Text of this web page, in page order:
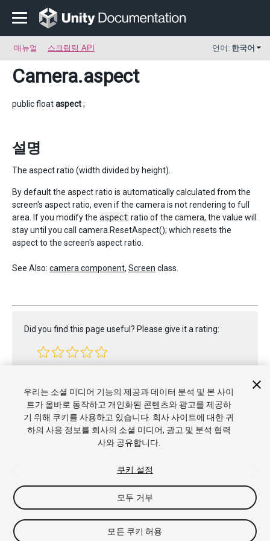
매뉴얼 스크립팅 API 언어: 한국어
Camera.aspect
public floataspect;
설명
The aspect ratio (width divided by height).
By default the aspect ratio is automatically calculated from the
screen's aspect ratio, even if the camera is not rendering to full
area. If you modify the aspect ratio of the camera, the value will
stay until you call camera.ResetAspect(); which resets the
aspect to the screen's aspect ratio.
See Also: camera component, Screen class.
Did you find this page useful? Please give it a rating:
Copyright © 2022 Unity Technologies. Publication 2022.2
및 이용약관
개인정보처리방침
내 개인정보 판
매 금지
쿠키 기본 설정
우리는 소셜 미디어 기능의 제공과 데이터 분석 및 본 사이
트가 올바로 동작하고 개인화된 콘텐츠와 광고를 제공하
기 위해 쿠키를 사용하고 있습니다. 회사 사이트에 대한 귀
하의 사용 정보를 회사의 소셜 미디어, 광고 및 분석 협력
사와 공유합니다.
쿠키 설정
모두 거부
모든 쿠키 허용